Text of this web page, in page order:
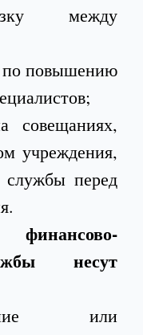
между
по повышению
совещаниях,
учреждения,
службы перед
несут
или